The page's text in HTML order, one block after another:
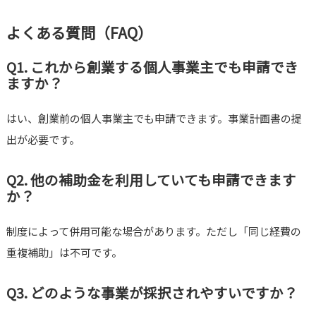
よくある質問（FAQ）
Q1. これから創業する個人事業主でも申請でき
ますか？
はい、創業前の個人事業主でも申請できます。事業計画書の提
出が必要です。
Q2. 他の補助金を利用していても申請できます
か？
制度によって併用可能な場合があります。ただし「同じ経費の
重複補助」は不可です。
Q3. どのような事業が採択されやすいですか？